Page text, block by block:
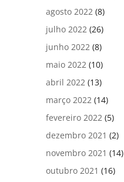
agosto 2022 (8)
julho 2022 (26)
junho 2022 (8)
maio 2022 (10)
abril 2022 (13)
março 2022 (14)
fevereiro 2022 (5)
dezembro 2021 (2)
novembro 2021 (14)
outubro 2021 (16)